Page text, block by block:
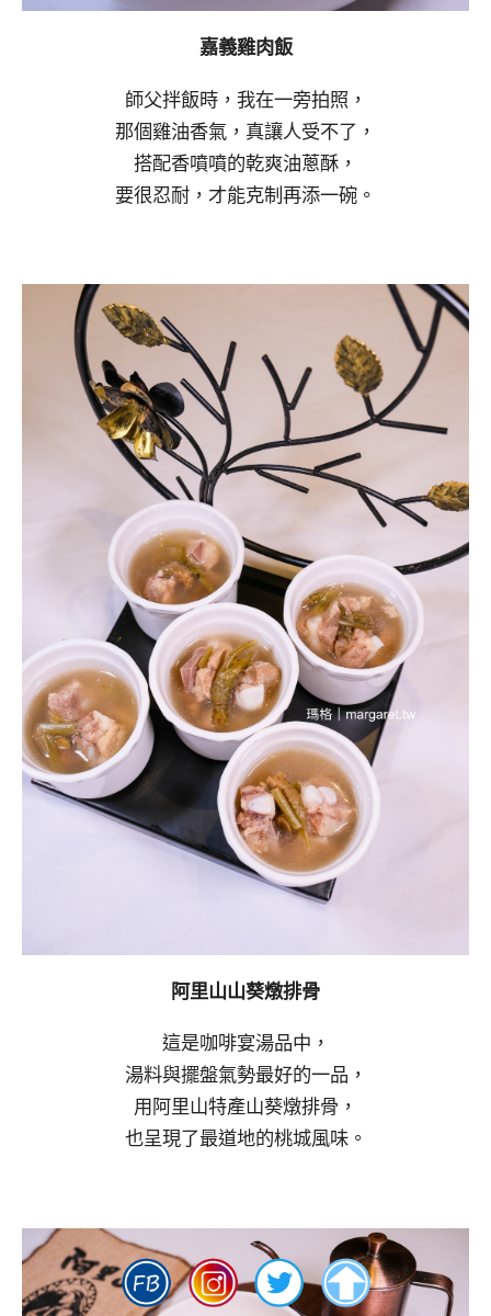
嘉義雞肉飯
師父拌飯時，我在一旁拍照，
那個雞油香氣，真讓人受不了，
搭配香噴噴的乾爽油蔥酥，
要很忍耐，才能克制再添一碗。
阿里山山葵燉排骨
這是咖啡宴湯品中，
湯料與擺盤氣勢最好的一品，
用阿里山特產山葵燉排骨，
也呈現了最道地的桃城風味。